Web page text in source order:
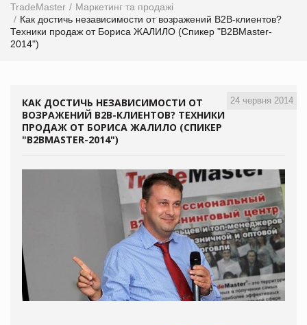
TradeMaster
Маркетинг та продажі
Как достичь независимости от возражений B2B-клиентов?
Техники продаж от Бориса ЖАЛИЛО (Спикер "B2BMaster-
2014")
24 червня 2014
КАК ДОСТИЧЬ НЕЗАВИСИМОСТИ ОТ
ВОЗРАЖЕНИЙ B2B-КЛИЕНТОВ? ТЕХНИКИ
ПРОДАЖ ОТ БОРИСА ЖАЛИЛО (СПИКЕР
"B2BMASTER-2014")